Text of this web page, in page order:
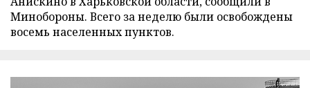
Минобороны. Всего за неделю были освобождены
восемь населенных пунктов.